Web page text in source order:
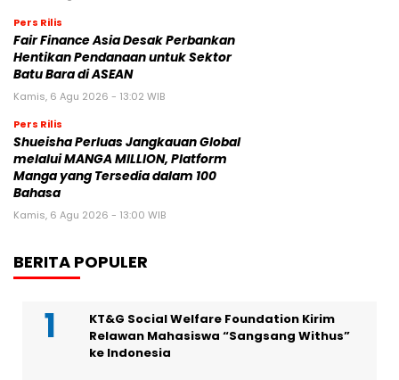
Pers Rilis
Fair Finance Asia Desak Perbankan
Hentikan Pendanaan untuk Sektor
Batu Bara di ASEAN
Kamis, 6 Agu 2026 - 13:02 WIB
Pers Rilis
Shueisha Perluas Jangkauan Global
melalui MANGA MILLION, Platform
Manga yang Tersedia dalam 100
Bahasa
Kamis, 6 Agu 2026 - 13:00 WIB
BERITA POPULER
KT&G Social Welfare Foundation Kirim
Relawan Mahasiswa “Sangsang Withus”
ke Indonesia